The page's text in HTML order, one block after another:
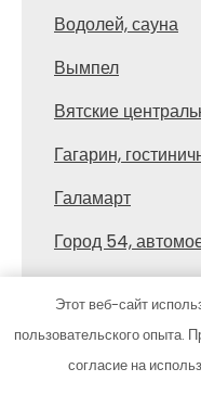
Водолей, сауна
Вымпел
Вятские
Гагарин,
Галамарт
Город 54,
Гостиничный
комплекс
Этот веб-сайт
пользовательского опыта.
согласие на